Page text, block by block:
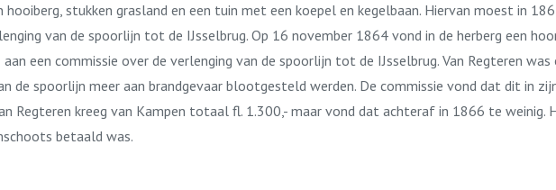
hooiberg, stukken grasland en een tuin met een koepel en kegelbaan. Hiervan moest in
van de spoorlijn tot de IJsselbrug. Op 16 november 1864 vond in de herberg een
een commissie over de verlenging van de spoorlijn tot de IJsselbrug. Van Regteren was
de spoorlijn meer aan brandgevaar blootgesteld werden. De commissie vond dat dit in
Regteren kreeg van Kampen totaal fl. 1.300,- maar vond dat achteraf in 1866 te weinig.
betaald was.